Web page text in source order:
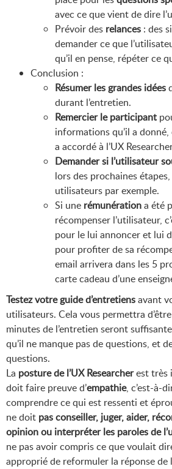
avec ce que vient de dire
Prévoir des relances : des
demander ce que
qu’il en pense, répéter ce
Conclusion :
Résumer les grandes idées
durant l’entretien.
Remercier le participant
informations qu’il a
a accordé à l’UX
Demander si l’utilisateur
lors des prochaines
utilisateurs par exemple.
Si une rémunérationa été
récompenser l’utilisateur,
pour le lui annoncer et lui
pour profiter de sa
email arrivera dans les 5
carte cadeau d’une
Testez votre guide d’entretiensavant
utilisateurs. Cela vous permettra
minutes de l’entretien seront
qu’il ne manque pas de questions, et
questions.
La posture de l’UX Researcherest très
doit faire preuve d’empathie, c’est-à-
comprendre ce qui est ressenti et
ne doit pas conseiller, juger, aider,
opinion ou interpréter les paroles de
ne pas avoir compris ce que voulait
approprié de reformuler la réponse de